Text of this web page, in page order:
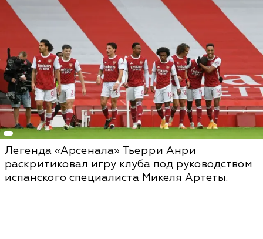
Легенда «Арсенала» Тьерри Анри
раскритиковал игру клуба под руководством
испанского специалиста Микеля Артеты.